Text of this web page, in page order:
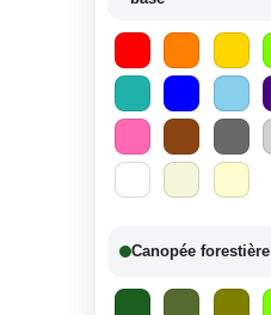
Canopée forestière